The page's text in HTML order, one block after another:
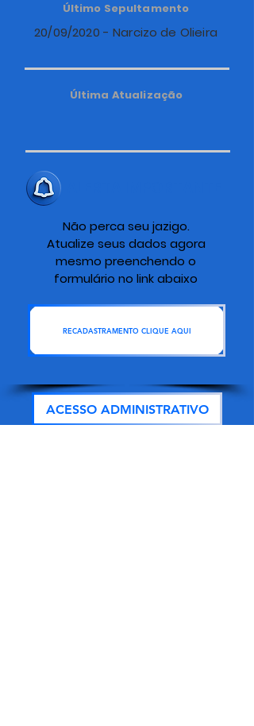
Último Sepultamento
20/09/2020 - Narcizo de Olieira
Última Atualização
Não perca seu jazigo.
Atualize seus dados agora
mesmo preenchendo o
formulário no link abaixo
RECADASTRAMENTO CLIQUE AQUI
ACESSO ADMINISTRATIVO